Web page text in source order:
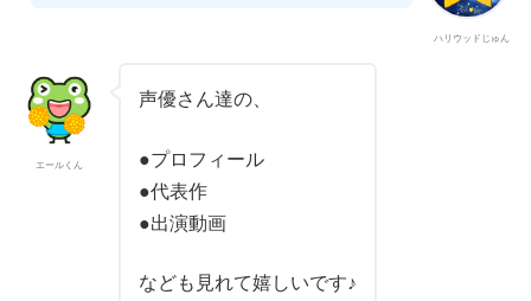
ハリウッドじゅん
エールくん
声優さん達の、
●プロフィール
●代表作
●出演動画
なども見れて嬉しいです♪